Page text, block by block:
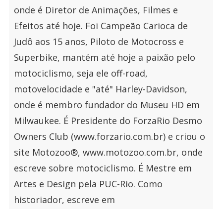
onde é Diretor de Animações, Filmes e
Efeitos até hoje. Foi Campeão Carioca de
Judô aos 15 anos, Piloto de Motocross e
Superbike, mantém até hoje a paixão pelo
motociclismo, seja ele off-road,
motovelocidade e "até" Harley-Davidson,
onde é membro fundador do Museu HD em
Milwaukee. É Presidente do ForzaRio Desmo
Owners Club (www.forzario.com.br) e criou o
site Motozoo®, www.motozoo.com.br, onde
escreve sobre motociclismo. É Mestre em
Artes e Design pela PUC-Rio. Como
historiador, escreve em